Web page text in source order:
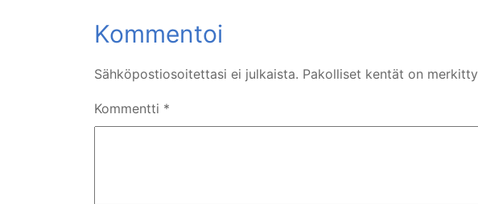
Sähköpostiosoitettasi ei julkaista. Pakolliset kentät on merkitty
Kommentti *